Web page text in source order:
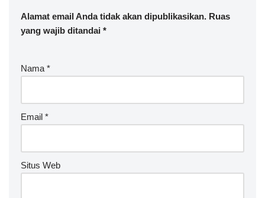
Alamat email Anda tidak akan dipublikasikan. Ruas
yang wajib ditandai *
Nama *
Email *
Situs Web